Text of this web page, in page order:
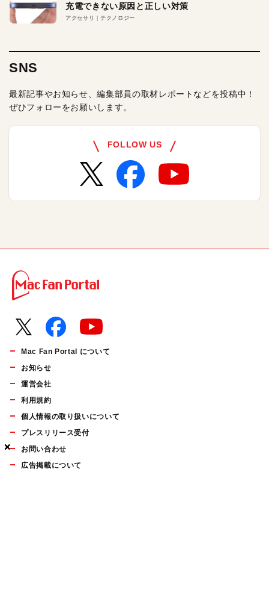
×
×
×
充電できない原因と正しい対策
アクセサリ テクノロジー
SNS
最新記事やお知らせ、編集部員の取材レポートなどを投稿中！
ぜひフォローをお願いします。
FOLLOW US
Mac Fan Portal について
お知らせ
運営会社
利用規約
個人情報の取り扱いについて
プレスリリース受付
お問い合わせ
広告掲載について